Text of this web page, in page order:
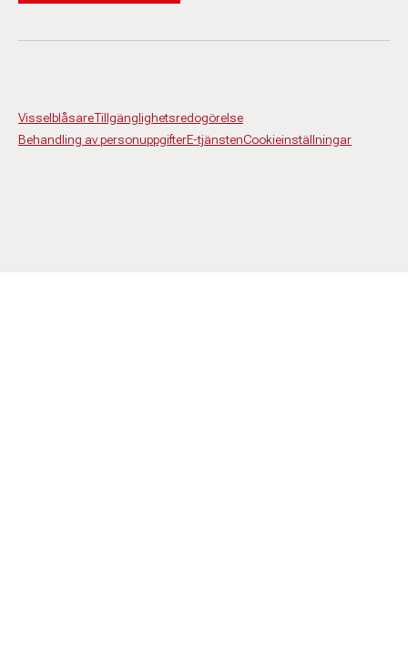
VisselblåsareTillgänglighetsredogörelse
Behandling av personuppgifterE-tjänstenCookieinställningar